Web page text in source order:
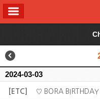
2024-03-03
[ETC] ♡ BORA